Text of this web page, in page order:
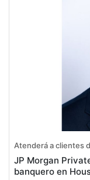
Atenderá a clientes
JP Morgan
banquero en